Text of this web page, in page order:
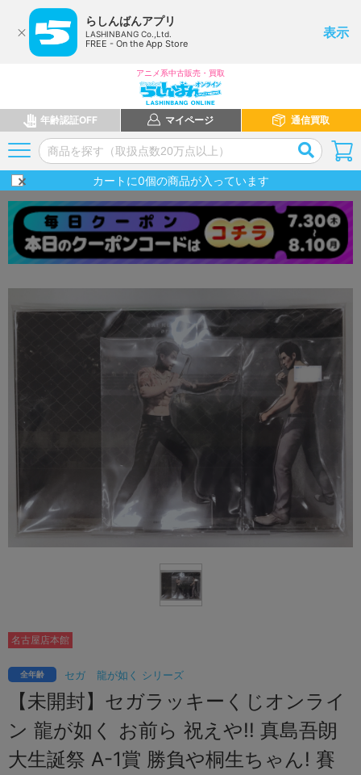
らしんばんアプリ
LASHINBANG Co.,Ltd.
FREE - On the App Store
表示
アニメ系中古販売・買取
年齢認証OFF マイページ 通信買取
カートに0個の商品が入っています
セガ 龍が如く シリーズ
全年齢
【未開封】セガラッキーくじオンライ
ン 龍が如く お前ら 祝えや!! 真島吾朗
大生誕祭 A-1賞 勝負や桐生ちゃん! 賽
名古屋店本館